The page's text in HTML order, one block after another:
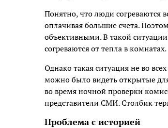
Понятно, что люди согреваются
оплачивая большие счета.
объективными. В такой
согреваются от тепла в комнатах.
Однако такая ситуация не во
можно было видеть открытые
во время ночной проверки
представители СМИ. Столбик
Проблема с историей